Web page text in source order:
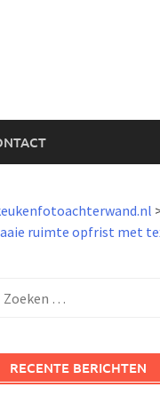
ruimte opfrist met
naar:
RECENTE BERICHTEN